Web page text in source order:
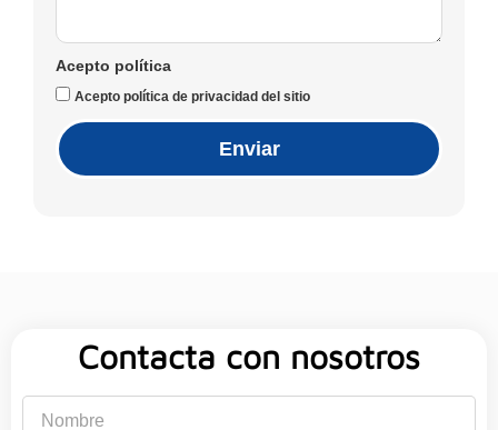
Acepto política
Acepto política de privacidad del sitio
Enviar
Contacta con nosotros